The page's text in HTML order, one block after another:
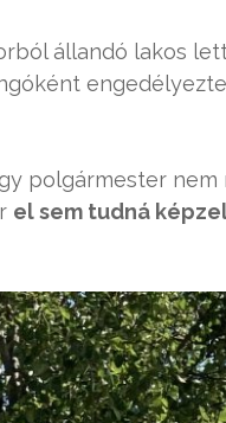
állandó lakos
polgármester
el sem tudná